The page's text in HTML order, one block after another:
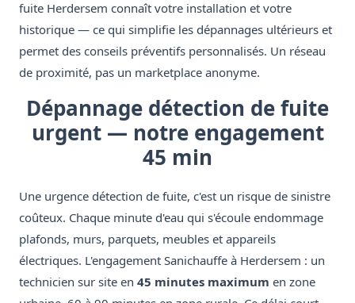
fuite Herdersem connaît votre installation et votre
historique — ce qui simplifie les dépannages ultérieurs et
permet des conseils préventifs personnalisés. Un réseau
de proximité, pas un marketplace anonyme.
Dépannage détection de fuite
urgent — notre engagement
45 min
Une urgence détection de fuite, c'est un risque de sinistre
coûteux. Chaque minute d'eau qui s'écoule endommage
plafonds, murs, parquets, meubles et appareils
électriques. L'engagement Sanichauffe à Herdersem : un
technicien sur site en 45 minutes maximum en zone